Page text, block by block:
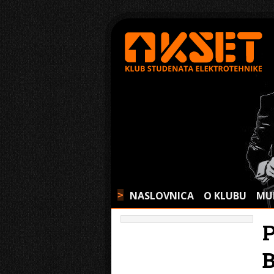
> NASLOVNICA O KLUBU